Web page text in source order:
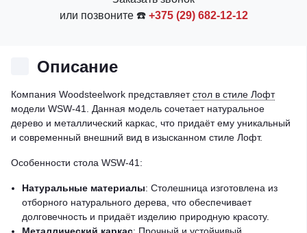
или позвоните ☎️ +375 (29) 682-12-12
Описание
Компания Woodsteelwork представляетстол в стиле Лофт
модели WSW-41. Данная модель сочетает натуральное
дерево и металлический каркас, что придаёт ему уникальный
и современный внешний вид в изысканном стиле Лофт.
Особенности стола WSW-41:
Натуральные материалы: Столешница изготовлена из
отборного натурального дерева, что обеспечивает
долговечность и придаёт изделию природную красоту.
Металлический каркас: Прочный и устойчивый